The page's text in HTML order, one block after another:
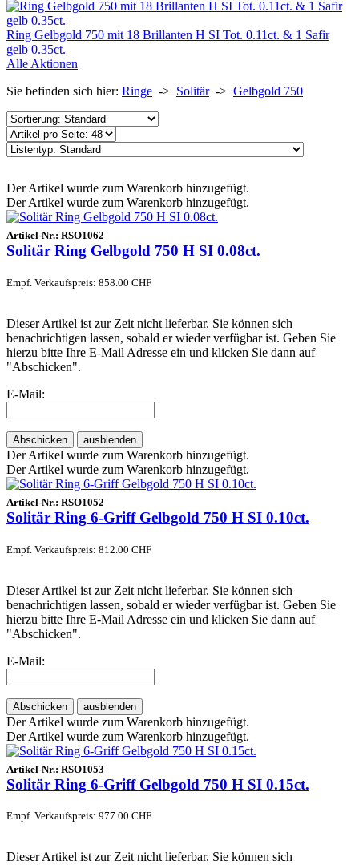
Ring Gelbgold 750 mit 18 Brillanten H SI Tot. 0.11ct. & 1 Safir
gelb 0.35ct.
Alle Aktionen
Sie befinden sich hier: Ringe -> Solitär-> Gelbgold 750
Der Artikel wurde zum Warenkorb hinzugefügt.
Der Artikel wurde zum Warenkorb hinzugefügt.
Artikel-Nr.: RSO1062
Solitär Ring Gelbgold 750 H SI 0.08ct.
Empf. Verkaufspreis: 858.00 CHF
Dieser Artikel ist zur Zeit nicht lieferbar. Sie können sich
benachrichtigen lassen, sobald er wieder verfügbar ist. Geben Sie
hierzu bitte Ihre E-Mail Adresse ein und klicken Sie dann auf
"Abschicken".
E-Mail:
Abschicken ausblenden
Der Artikel wurde zum Warenkorb hinzugefügt.
Der Artikel wurde zum Warenkorb hinzugefügt.
Artikel-Nr.: RSO1052
Solitär Ring 6-Griff Gelbgold 750 H SI 0.10ct.
Empf. Verkaufspreis: 812.00 CHF
Dieser Artikel ist zur Zeit nicht lieferbar. Sie können sich
benachrichtigen lassen, sobald er wieder verfügbar ist. Geben Sie
hierzu bitte Ihre E-Mail Adresse ein und klicken Sie dann auf
"Abschicken".
E-Mail:
Abschicken ausblenden
Der Artikel wurde zum Warenkorb hinzugefügt.
Der Artikel wurde zum Warenkorb hinzugefügt.
Artikel-Nr.: RSO1053
Solitär Ring 6-Griff Gelbgold 750 H SI 0.15ct.
Empf. Verkaufspreis: 977.00 CHF
Dieser Artikel ist zur Zeit nicht lieferbar. Sie können sich